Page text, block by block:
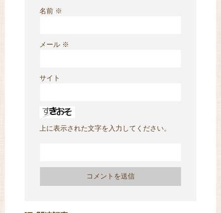
名前 ※
メール ※
サイト
上に表示された文字を入力してください。